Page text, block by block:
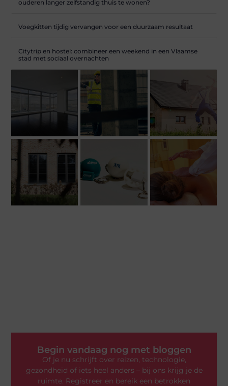
ouderen langer zelfstandig thuis te wonen?
Voegkitten tijdig vervangen voor een duurzaam resultaat
Citytrip en hostel: combineer een weekend in een Vlaamse
stad met sociaal overnachten
Begin vandaag nog met bloggen
Of je nu schrijft over reizen, technologie,
gezondheid of iets heel anders – bij ons krijg je de
ruimte. Registreer en bereik een betrokken